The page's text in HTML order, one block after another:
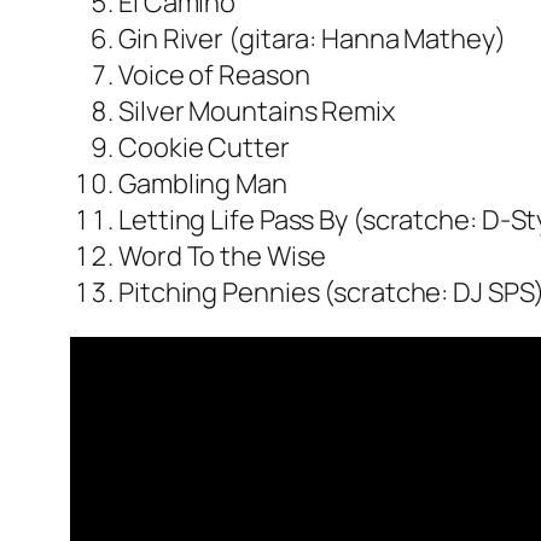
Gin River (gitara: Hanna Mathey)
Voice of Reason
Silver Mountains Remix
Cookie Cutter
Gambling Man
Letting Life Pass By (scratche: D-
Word To the Wise
Pitching Pennies (scratche: DJ SPS)